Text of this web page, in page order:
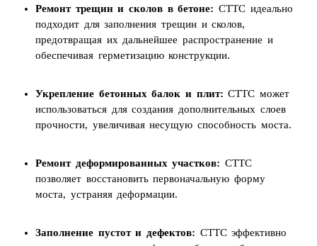
Ремонт трещин и сколов в бетоне: СТТС идеально
подходит для заполнения трещин и сколов,
предотвращая их дальнейшее распространение и
обеспечивая герметизацию конструкции.
Укрепление бетонных балок и плит: СТТС может
использоваться для создания дополнительных слоев
прочности, увеличивая несущую способность моста.
Ремонт деформированных участков: СТТС
позволяет восстановить первоначальную форму
моста, устраняя деформации.
Заполнение пустот и дефектов: СТТС эффективно